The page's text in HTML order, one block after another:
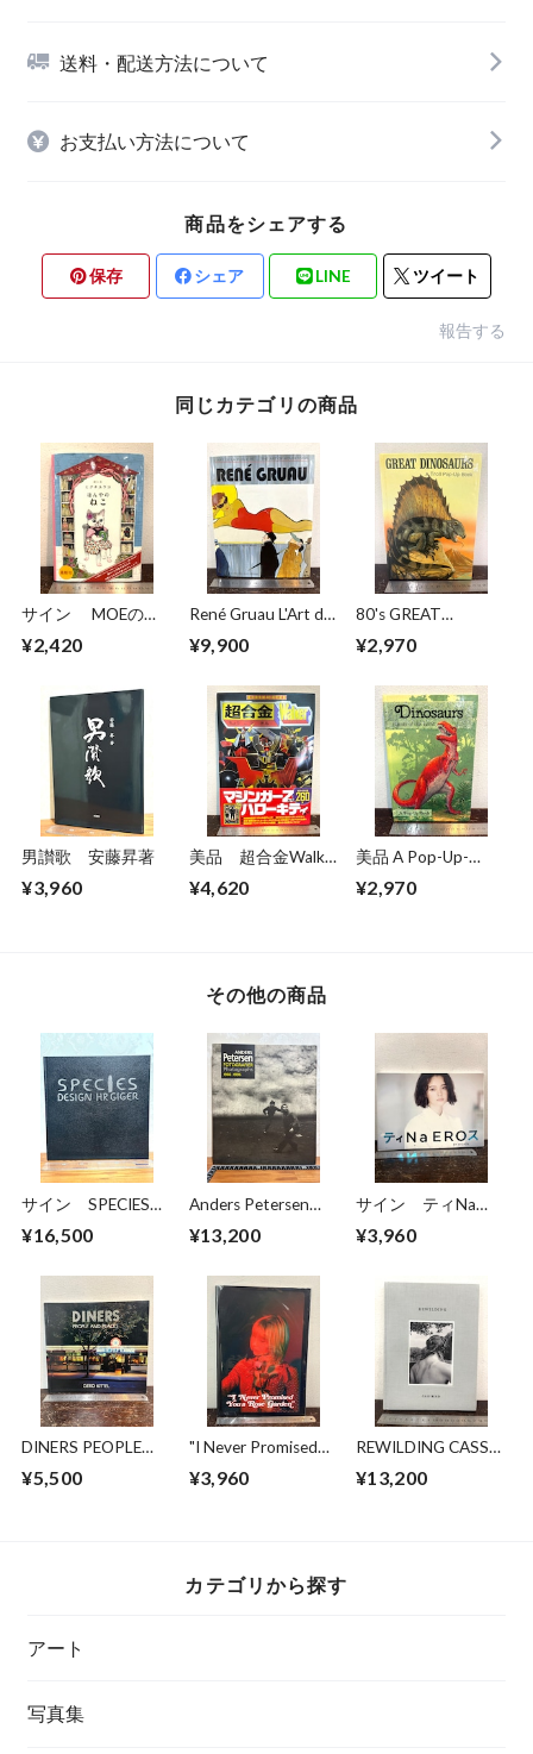
送料・配送方法について
お支払い方法について
商品をシェアする
保存 シェア LINE ツイート
報告する
同じカテゴリの商品
サイン MOEのえ
こ ヒグチユウコ
¥2,420
René Gruau L'Art de
of Advertising
¥9,900
80's GREAT
Pop−Up Book
¥2,970
男讃歌 安藤昇著
¥3,960
美品 超合金Walkar
誕生40周年記念
¥4,620
美品 A Pop-Up-
Giants of the Earth
¥2,970
その他の商品
サイン SPECIES
¥16,500
Anders Petersen
Photographs 1966-
¥13,200
サイン ティNa
玉城ティナ 篠山紀
¥3,960
DINERS PEOPLE
¥5,500
"I Never Promised
CHLOE SHEPPARD
¥3,960
REWILDING CASS
¥13,200
カテゴリから探す
アート
写真集